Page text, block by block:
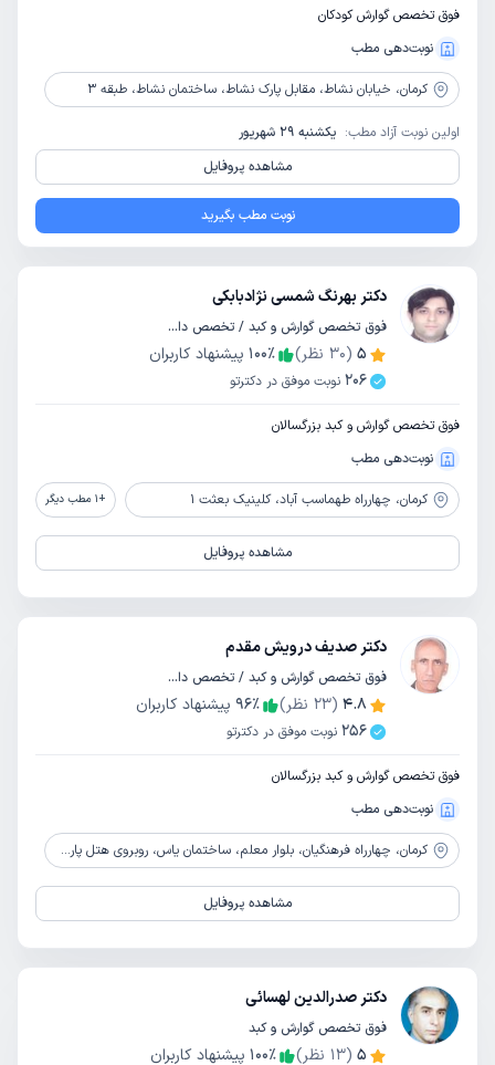
فوق تخصص گوارش کودکان
نوبت‌دهی مطب
کرمان، خیابان نشاط، مقابل پارک نشاط، ساختمان نشاط، طبقه 3
اولین نوبت آزاد مطب: یکشنبه 29 شهریور
مشاهده پروفایل
نوبت مطب بگیرید
دکتر بهرنگ شمسی نژادبابکی
فوق تخصص گوارش و کبد / تخصص داخلی
5
(
30 نظر) 100٪
پیشنهاد کاربران
206 نوبت موفق در دکترتو
فوق تخصص گوارش و کبد بزرگسالان
نوبت‌دهی مطب
کرمان، چهارراه طهماسب آباد، کلینیک بعثت 1 +
1 مطب دیگر
مشاهده پروفایل
دکتر صدیف درویش مقدم
فوق تخصص گوارش و کبد / تخصص داخلی
4.8
(
23 نظر) 96٪
پیشنهاد کاربران
256 نوبت موفق در دکترتو
فوق تخصص گوارش و کبد بزرگسالان
نوبت‌دهی مطب
کرمان، چهارراه فرهنگیان، بلوار معلم، ساختمان یاس، روبروی هتل پارس، طبقه 2
مشاهده پروفایل
دکتر صدرالدین لهسائی
فوق تخصص گوارش و کبد
5
(
13 نظر) 100٪ پیشنهاد کاربران